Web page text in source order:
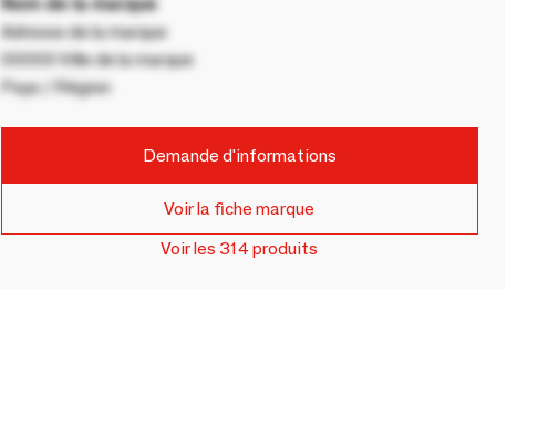
Adresse de la marque
00000 Ville de la marque
Pays / Région
Demande d'informations
Voir la fiche marque
Voir les 314 produits